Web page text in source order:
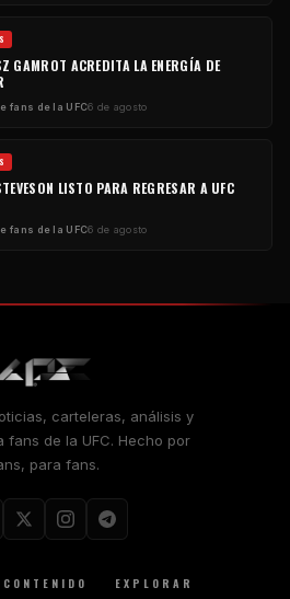
GAMROT ACREDITA LA ENERGÍA DE
fans de la UFC6 de agosto
LISTO PARA REGRESAR A UFC
fans de la UFC6 de agosto
carteleras, análisis y
fans de la UFC. Hecho por
para fans.
CONTENIDO EXPLORAR